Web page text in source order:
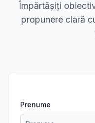
Împărtășiți
propunere clară
Prenume